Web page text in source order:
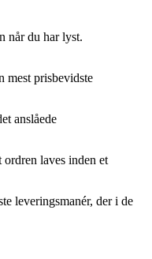
når du har lyst.
mest prisbevidste
anslåede
laves inden et
leveringsmanér, der i de